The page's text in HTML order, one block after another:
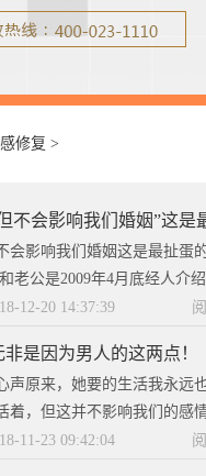
修复 >
不会影响我们婚姻”这是
会影响我们婚姻这是最扯蛋
老公是2009年4月底经人介
12-20 14:37:39
是因为男人的这两点！
声原来，她要的生活我永远
着，但这并不影响我们的感
11-23 09:42:04